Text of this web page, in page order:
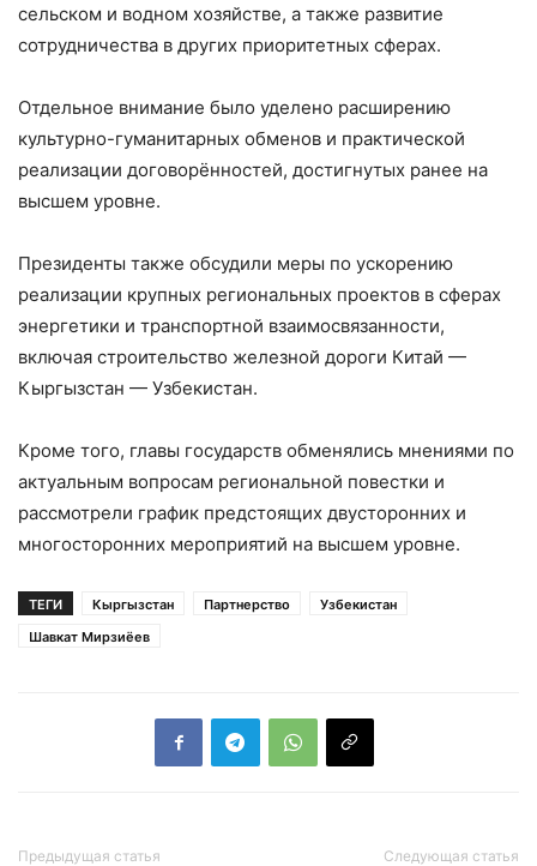
сельском и водном хозяйстве, а также развитие
сотрудничества в других приоритетных сферах.
Отдельное внимание было уделено расширению
культурно-гуманитарных обменов и практической
реализации договорённостей, достигнутых ранее на
высшем уровне.
Президенты также обсудили меры по ускорению
реализации крупных региональных проектов в сферах
энергетики и транспортной взаимосвязанности,
включая строительство железной дороги Китай —
Кыргызстан — Узбекистан.
Кроме того, главы государств обменялись мнениями по
актуальным вопросам региональной повестки и
рассмотрели график предстоящих двусторонних и
многосторонних мероприятий на высшем уровне.
ТЕГИ Кыргызстан Партнерство
Узбекистан
Шавкат Мирзиёев
Предыдущая статья Следующая статья